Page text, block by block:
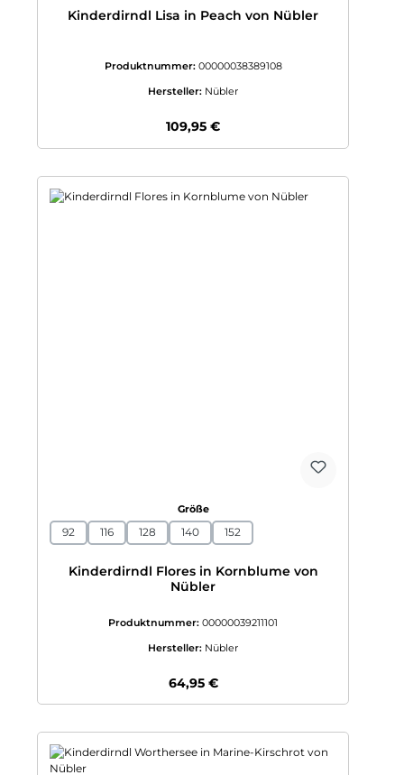
Kinderdirndl Lisa in Peach von Nübler
Produktnummer: 00000038389108
Hersteller: Nübler
Regulärer Preis:
109,95 €
Größeauswählen
92 116 128 140 152
Kinderdirndl Flores in Kornblume von
Nübler
Produktnummer: 00000039211101
Hersteller: Nübler
Regulärer Preis:
64,95 €